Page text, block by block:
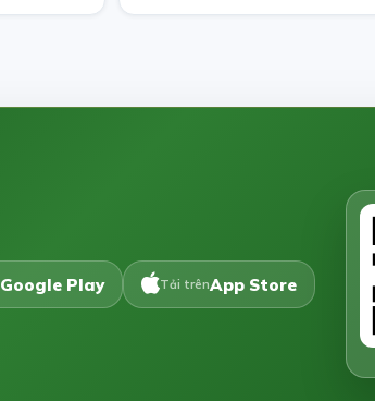
Google Play Tải trênApp Store